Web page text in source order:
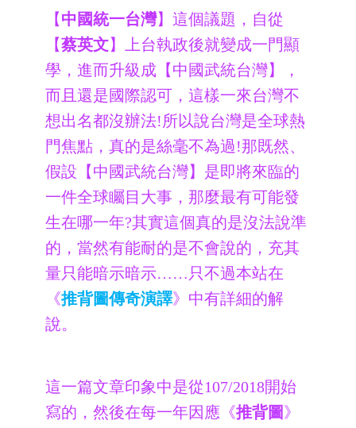
【中國統一台灣】這個議題，自從
【蔡英文】上台執政後就變成一門顯
學，進而升級成【中國武統台灣】，
而且還是國際認可，這樣一來台灣不
想出名都沒辦法!所以說台灣是全球熱
門焦點，真的是絲毫不為過!那既然、
假設【中國武統台灣】是即將來臨的
一件全球矚目大事，那麼最有可能發
生在哪一年?其實這個真的是沒法說準
的，當然有能耐的是不會說的，充其
量只能暗示暗示……只不過本站在
《推背圖傳奇演譯》中有詳細的解
說。
這一篇文章印象中是從107/2018開始
寫的，然後在每一年因應《推背圖》